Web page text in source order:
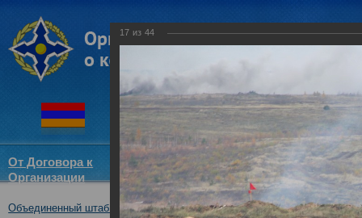
От Договора к
Организации
Структура
ОДКБ
Новости
Объединенный штаб ОДКБ
Специальное учение
17 из 44